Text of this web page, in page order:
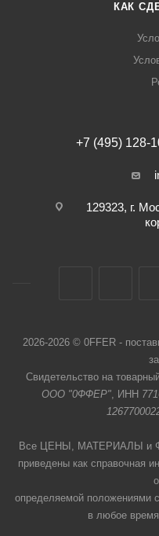
КАК
+7 (495) 128-
129323, г.
2026-2026 © 0FFER -
Свидетельство на
ООО "0ФФЕР", ИНН
Все ЦЕНЫ, МАТЕРИАЛЫ и
приведены как справочная
определяемой положениями
в любое